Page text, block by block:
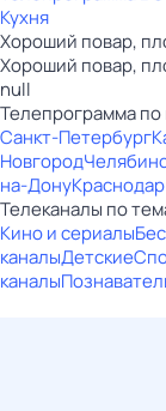
Кухня
Хороший повар,
Хороший повар,
null
Телепрограмма по
Санкт-Петербург
Новгород
на-ДонуКраснодар
Телеканалы по
Кино и сериалы
каналыДетские
каналы